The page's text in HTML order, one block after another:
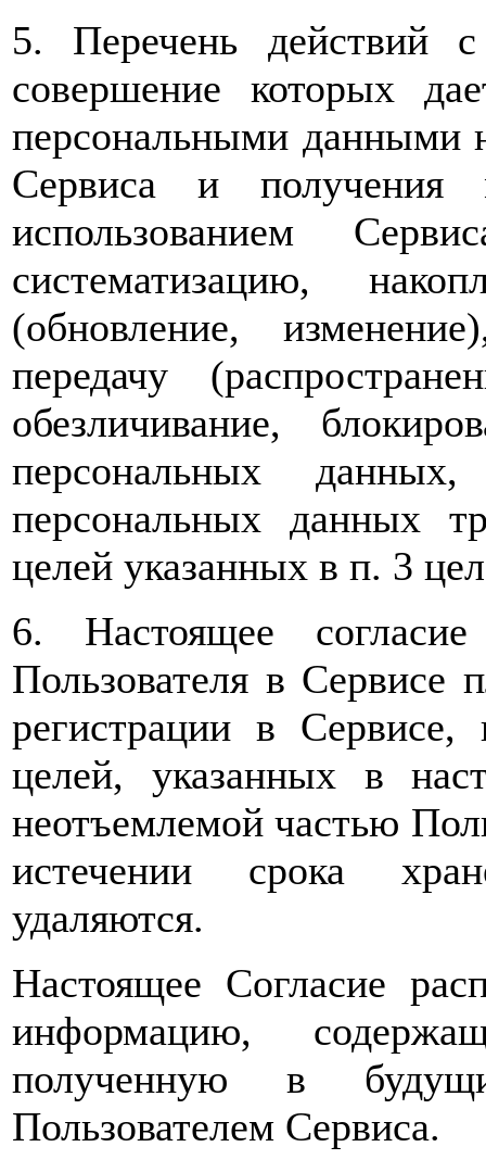
5. Перечень действий
совершение которых
персональными данными
Сервиса и получения
использованием
систематизацию,
(обновление,
передачу
обезличивание,
персональных данных,
персональных данных
целей указанных в п. 3
6. Настоящее
Пользователя в
регистрации в
целей, указанных в
неотъемлемой частью
истечении срока
удаляются.
Настоящее Согласие
информацию,
полученную в
Пользователем Сервиса.